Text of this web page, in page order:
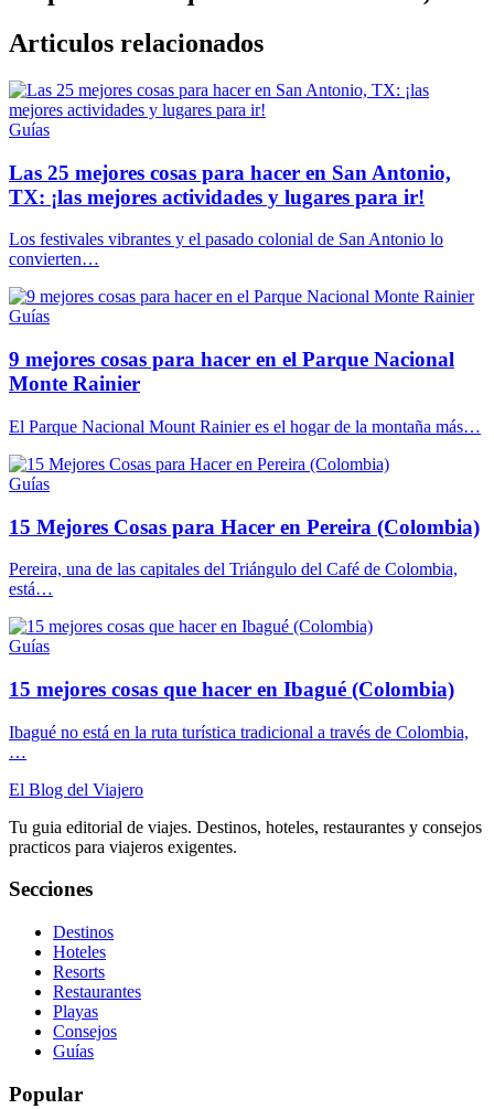
Articulos relacionados
Guías
Las 25 mejores cosas para hacer en San Antonio,
TX: ¡las mejores actividades y lugares para ir!
Los festivales vibrantes y el pasado colonial de San Antonio lo
convierten…
Guías
9 mejores cosas para hacer en el Parque Nacional
Monte Rainier
El Parque Nacional Mount Rainier es el hogar de la montaña más…
Guías
15 Mejores Cosas para Hacer en Pereira (Colombia)
Pereira, una de las capitales del Triángulo del Café de Colombia,
está…
Guías
15 mejores cosas que hacer en Ibagué (Colombia)
Ibagué no está en la ruta turística tradicional a través de Colombia,
…
El Blog del Viajero
Tu guia editorial de viajes. Destinos, hoteles, restaurantes y consejos
practicos para viajeros exigentes.
Secciones
Destinos
Hoteles
Resorts
Restaurantes
Playas
Consejos
Guías
Popular